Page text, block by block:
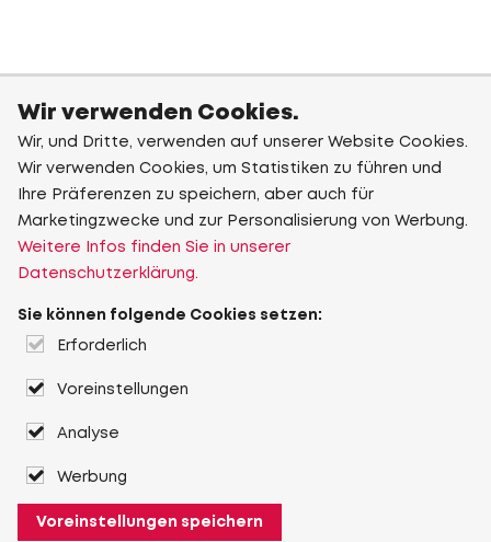
Wir verwenden Cookies.
Wir, und Dritte, verwenden auf unserer Website Cookies.
Wir verwenden Cookies, um Statistiken zu führen und
Ihre Präferenzen zu speichern, aber auch für
Marketingzwecke und zur Personalisierung von Werbung.
Weitere Infos finden Sie in unserer
Datenschutzerklärung.
Sie können folgende Cookies setzen:
Erforderlich
Voreinstellungen
Analyse
Werbung
Voreinstellungen speichern